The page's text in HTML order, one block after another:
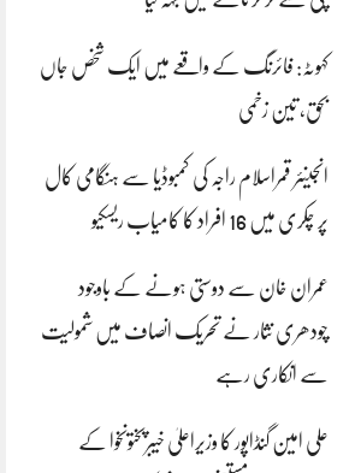
کہوٹہ: فائرنگ کے واقعے میں ایک شخص جاں
بحق، تین زخمی
انجینئر قمراسلام راجہ کی کمبوڈیا سے ہنگامی کال
پر چکری میں 16 افراد کا کامیاب ریسکیو
عمران خان سے دوستی ہونے کے باوجود
چودھری نثار نے تحریک انصاف میں شمولیت
سے انکاری رہے
علی امین گنڈاپور کا وزیراعلیٰ خیبرپختونخوا کے